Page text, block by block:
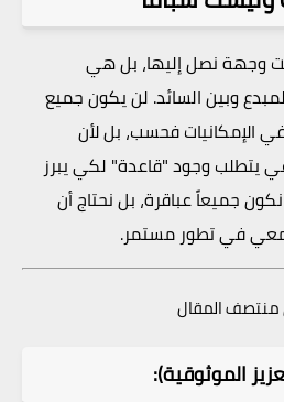
وجهة نصل إليها، بل هي
وبين السائد. لن يكون جميع
الإمكانيات فحسب، بل لأن
يتطلب وجود "قاعدة" لكي يبرز
نكون جميعاً عباقرة، بل نحتاج أن
في تطور مستمر.
منتصف المقال
الموثوقية):